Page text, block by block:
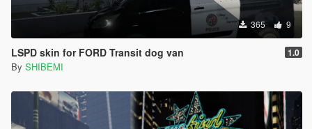
365 9
LSPD skin for FORD Transit dog van 1.0
By SHIBEMI